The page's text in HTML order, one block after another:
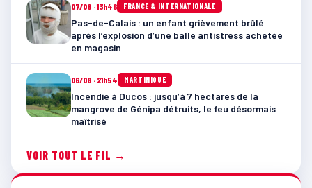
07/08 · 13h46 FRANCE & INTERNATIONALE
Pas-de-Calais : un enfant grièvement brûlé
après l’explosion d’une balle antistress achetée
en magasin
06/08 · 21h54 MARTINIQUE
Incendie à Ducos : jusqu’à 7 hectares de la
mangrove de Génipa détruits, le feu désormais
maîtrisé
VOIR TOUT LE FIL →